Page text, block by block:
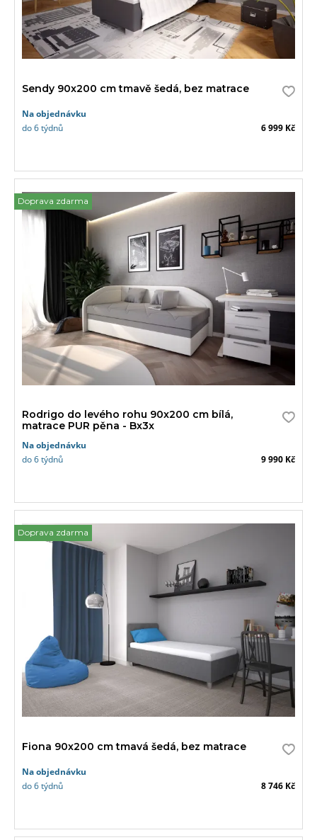
Sendy 90x200 cm tmavě šedá, bez matrace
Na objednávku
do 6 týdnů
6 999 Kč
Doprava zdarma
Rodrigo do levého rohu 90x200 cm bílá,
matrace PUR pěna - Bx3x
Na objednávku
do 6 týdnů
9 990 Kč
Doprava zdarma
Fiona 90x200 cm tmavá šedá, bez matrace
Na objednávku
do 6 týdnů
8 746 Kč